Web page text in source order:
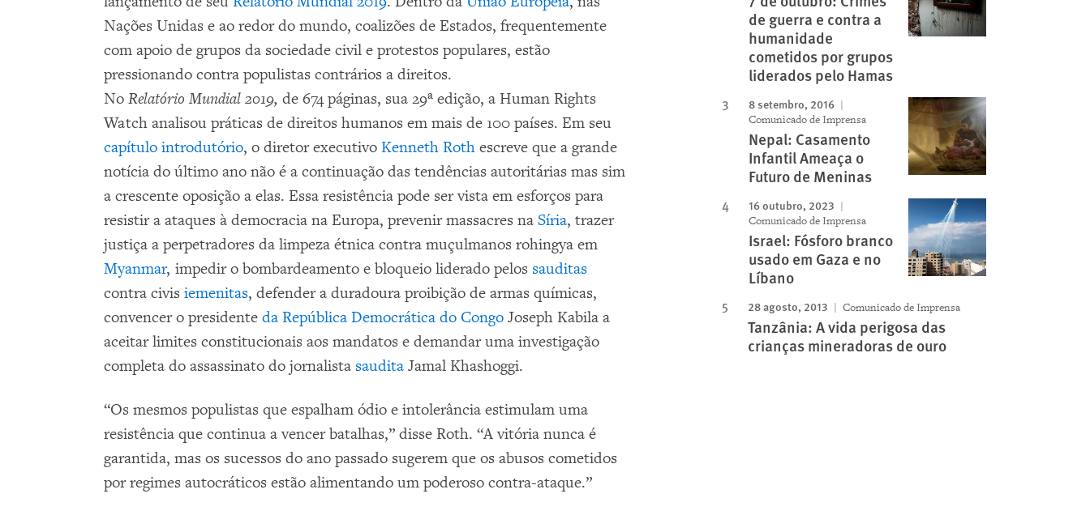
Nações Unidas e ao redor do mundo, coalizões de Estados, frequentemente
com apoio de grupos da sociedade civil e protestos populares, estão
pressionando contra populistas contrários a direitos.
No Relatório Mundial 2019, de 674 páginas, sua 29ª edição, a Human Rights
Watch analisou práticas de direitos humanos em mais de 100 países. Em seu
capítulo introdutório, o diretor executivo Kenneth Roth escreve que a grande
notícia do último ano não é a continuação das tendências autoritárias mas sim
a crescente oposição a elas. Essa resistência pode ser vista em esforços para
resistir a ataques à democracia na Europa, prevenir massacres na Síria, trazer
justiça a perpetradores da limpeza étnica contra muçulmanos rohingya em
Myanmar, impedir o bombardeamento e bloqueio liderado pelos sauditas
contra civis iemenitas, defender a duradoura proibição de armas químicas,
convencer o presidente da República Democrática do Congo Joseph Kabila a
aceitar limites constitucionais aos mandatos e demandar uma investigação
completa do assassinato do jornalista saudita Jamal Khashoggi.
“Os mesmos populistas que espalham ódio e intolerância estimulam uma
resistência que continua a vencer batalhas,” disse Roth. “A vitória nunca é
garantida, mas os sucessos do ano passado sugerem que os abusos cometidos
por regimes autocráticos estão alimentando um poderoso contra-ataque.”
de guerra e contra a
humanidade
cometidos por grupos
liderados pelo Hamas
8 setembro, 2016
Comunicado de Imprensa
Nepal: Casamento
Infantil Ameaça o
Futuro de Meninas
16 outubro, 2023
Comunicado de Imprensa
Israel: Fósforo branco
usado em Gaza e no
Líbano
28 agosto, 2013 Comunicado de Imprensa
Tanzânia: A vida perigosa das
crianças mineradoras de ouro